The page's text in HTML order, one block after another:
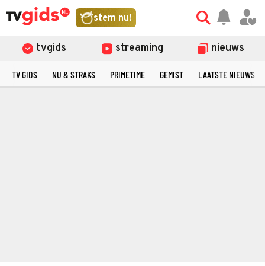
stem nu!
tvgids streaming nieuws
TV GIDS NU & STRAKS PRIMETIME GEMIST LAATSTE NIEUWS